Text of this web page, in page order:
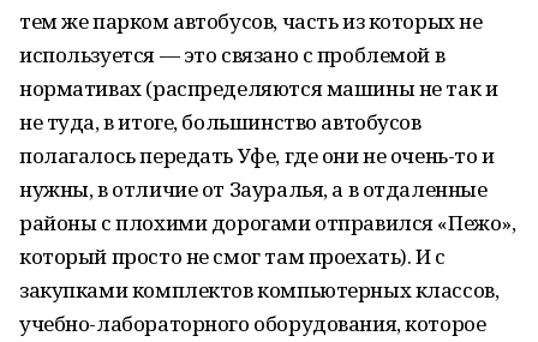
тем же парком автобусов, часть из которых не
используется — это связано с проблемой в
нормативах (распределяются машины не так и
не туда, в итоге, большинство автобусов
полагалось передать Уфе, где они не очень-то и
нужны, в отличие от Зауралья, а в отдаленные
районы с плохими дорогами отправился «Пежо»,
который просто не смог там проехать). И с
закупками комплектов компьютерных классов,
учебно-лабораторного оборудования, которое